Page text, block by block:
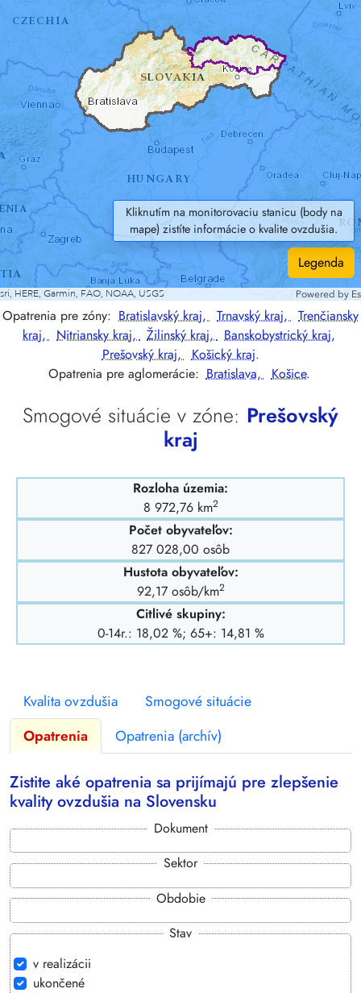
Legenda
Kliknutím na monitorovaciu stanicu (body na
mape) zistíte informácie o kvalite ovzdušia.
Opatrenia pre zóny: Bratislavský kraj, Trnavský kraj, Trenčiansky
kraj, Nitriansky kraj, Žilinský kraj, Banskobystrický kraj,
Prešovský kraj, Košický kraj.
Opatrenia pre aglomerácie: Bratislava, Košice.
Smogové situácie v zóne: Prešovský
kraj
Rozloha územia:
8 972,76 km2
Počet obyvateľov:
827 028,00 osôb
Hustota obyvateľov:
92,17 osôb/km2
Citlivé skupiny:
0-14r.: 18,02 %; 65+: 14,81 %
Kvalita ovzdušia
Smogové situácie
Opatrenia
Opatrenia (archív)
Zistite aké opatrenia sa prijímajú pre zlepšenie
kvality ovzdušia na Slovensku
Dokument
Sektor
Obdobie
Stav
v realizácii
ukončené